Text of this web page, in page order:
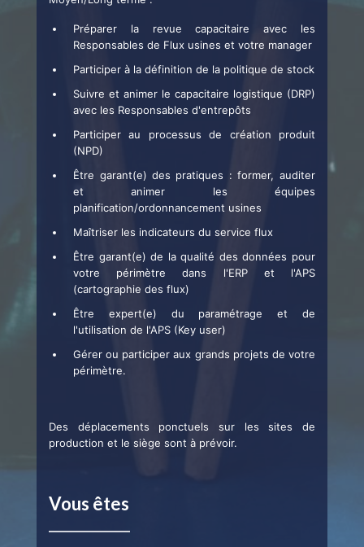
Préparer la revue capacitaire avec les
Responsables de Flux usines et votre manager
Participer à la définition de la politique de stock
Suivre et animer le capacitaire logistique (DRP)
avec les Responsables d'entrepôts
Participer au processus de création produit
(NPD)
Être garant(e) des pratiques : former, auditer
et animer les équipes
planification/ordonnancement usines
Maîtriser les indicateurs du service flux
Être garant(e) de la qualité des données pour
votre périmètre dans l'ERP et l'APS
(cartographie des flux)
Être expert(e) du paramétrage et de
l'utilisation de l'APS (Key user)
Gérer ou participer aux grands projets de votre
périmètre.
Des déplacements ponctuels sur les sites de
production et le siège sont à prévoir.
Vous êtes